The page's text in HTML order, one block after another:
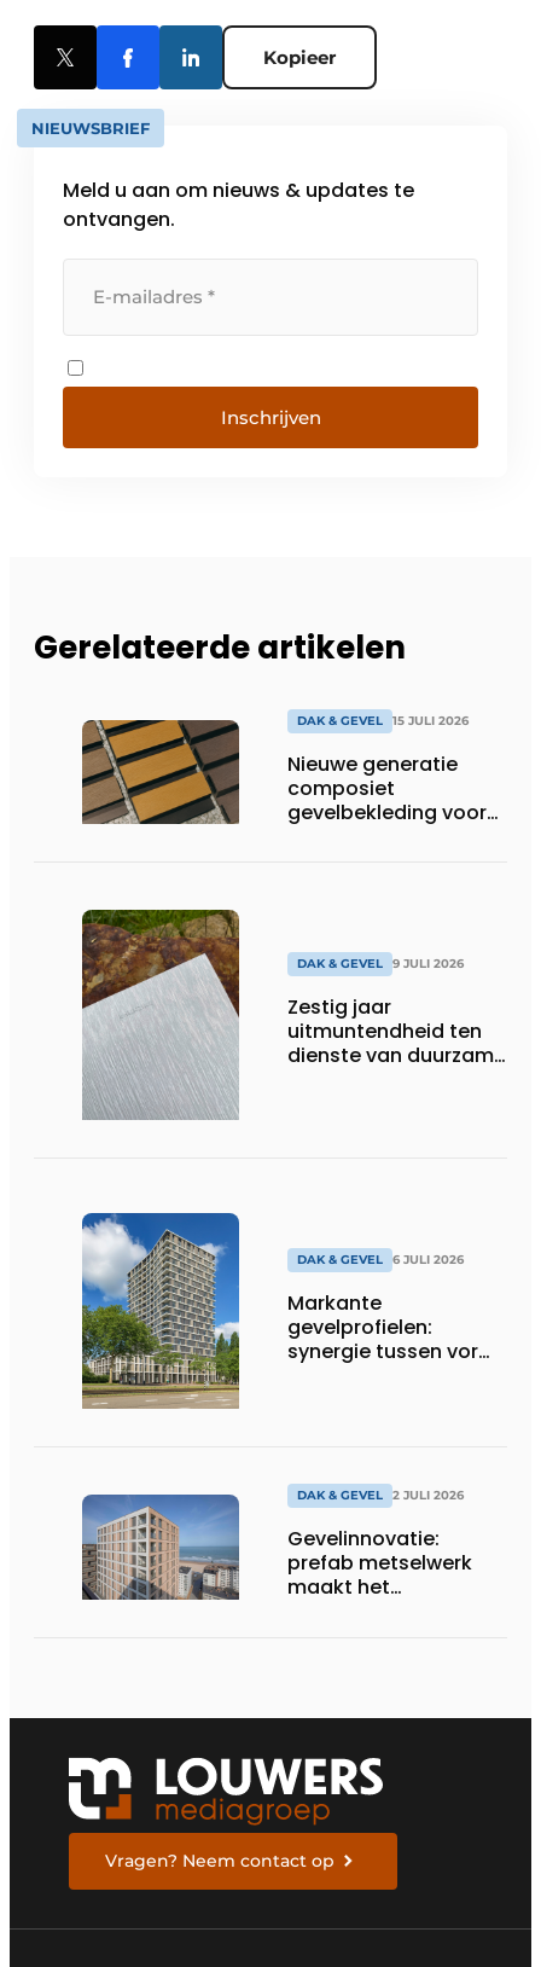
Kopieer
NIEUWSBRIEF
Meld u aan om nieuws & updates te
ontvangen.
Inschrijven
Gerelateerde artikelen
DAK & GEVEL 15 JULI 2026
Nieuwe generatie
composiet
gevelbekleding voor
DAK & GEVEL 9 JULI 2026
Zestig jaar
uitmuntendheid ten
dienste van duurzame
DAK & GEVEL 6 JULI 2026
Markante
gevelprofielen:
synergie tussen vorm
DAK & GEVEL 2 JULI 2026
Gevelinnovatie:
prefab metselwerk
maakt het
Vragen? Neem contact op